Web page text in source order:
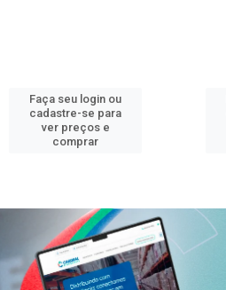
Faça seu login ou
cadastre-se para
ver preços e
comprar